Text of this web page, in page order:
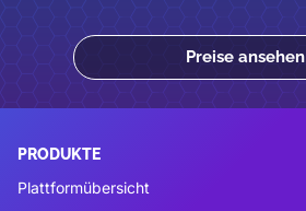
Preise ansehen
PRODUKTE
Plattformübersicht